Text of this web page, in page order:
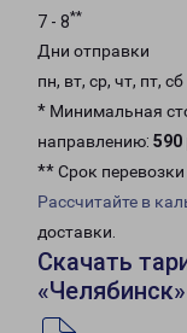
7 - 8**
Дни отправки
пн, вт, ср, чт, пт, сб
* Минимальная
направлению: 590
** Срок перевозки
Рассчитайте в
доставки.
Скачать
«Челябинск»